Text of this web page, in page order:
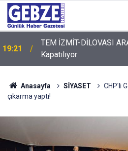
19:21
TEM İZMİT-DİLOVASI ARASI İstanbul Yönü
Kapatılıyor
Anasayfa SİYASET
CHP'li
çıkarma yaptı!